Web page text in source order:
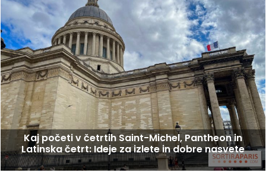
Kaj početi v četrtih Saint-Michel, Pantheon in
Latinska četrt: Ideje za izlete in dobre nasvete